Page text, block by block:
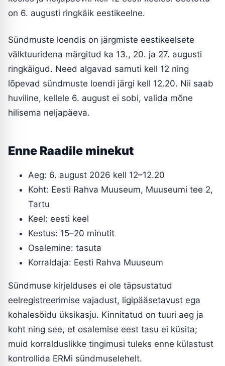
on 6. augusti ringkäik eestikeelne.
Sündmuste loendis on järgmiste eestikeelsete
välktuuridena märgitud ka 13., 20. ja 27. augusti
ringkäigud. Need algavad samuti kell 12 ning
lõpevad sündmuste loendi järgi kell 12.20. Nii saab
huviline, kellele 6. august ei sobi, valida mõne
hilisema neljapäeva.
Enne Raadile minekut
Aeg: 6. august 2026 kell 12–12.20
Koht: Eesti Rahva Muuseum, Muuseumi tee 2,
Tartu
Keel: eesti keel
Kestus: 15–20 minutit
Osalemine: tasuta
Korraldaja: Eesti Rahva Muuseum
Sündmuse kirjelduses ei ole täpsustatud
eelregistreerimise vajadust, ligipääsetavust ega
kohalesõidu üksikasju. Kinnitatud on tuuri aeg ja
koht ning see, et osalemise eest tasu ei küsita;
muid korralduslikke tingimusi tuleks enne külastust
kontrollida ERMi sündmuselehelt.